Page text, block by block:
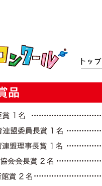
トップ